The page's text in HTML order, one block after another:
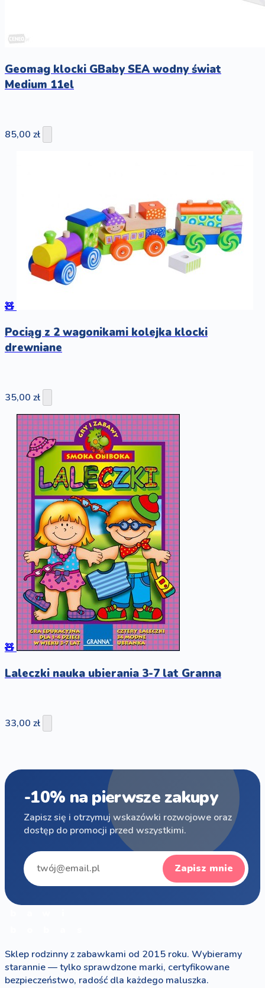
Geomag klocki GBaby SEA wodny świat
Medium 11el
85,00 zł
🧸
Pociąg z 2 wagonikami kolejka klocki
drewniane
35,00 zł
🧸
Laleczki nauka ubierania 3-7 lat Granna
33,00 zł
-10% na pierwsze zakupy
Zapisz się i otrzymuj wskazówki rozwojowe oraz
dostęp do promocji przed wszystkimi.
Zapisz mnie
Sklep rodzinny z zabawkami od 2015 roku. Wybieramy
starannie — tylko sprawdzone marki, certyfikowane
bezpieczeństwo, radość dla każdego maluszka.